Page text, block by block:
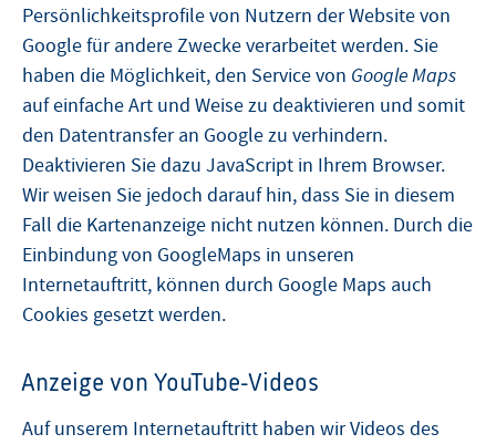
Persönlichkeitsprofile von Nutzern der Website von
Google für andere Zwecke verarbeitet werden. Sie
haben die Möglichkeit, den Service von Google Maps
auf einfache Art und Weise zu deaktivieren und somit
den Datentransfer an Google zu verhindern.
Deaktivieren Sie dazu JavaScript in Ihrem Browser.
Wir weisen Sie jedoch darauf hin, dass Sie in diesem
Fall die Kartenanzeige nicht nutzen können. Durch die
Einbindung von GoogleMaps in unseren
Internetauftritt, können durch Google Maps auch
Cookies gesetzt werden.
Anzeige von YouTube-Videos
Auf unserem Internetauftritt haben wir Videos des